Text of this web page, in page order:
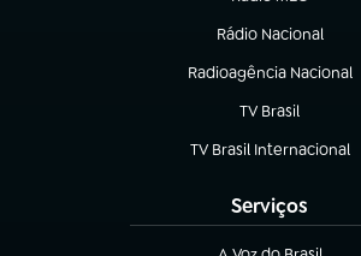
Rádio Nacional
Radioagência Nacional
(abre em nova aba)
TV Brasil
(abre em nova
TV Brasil Internacional
(abre em nova aba)
Serviços